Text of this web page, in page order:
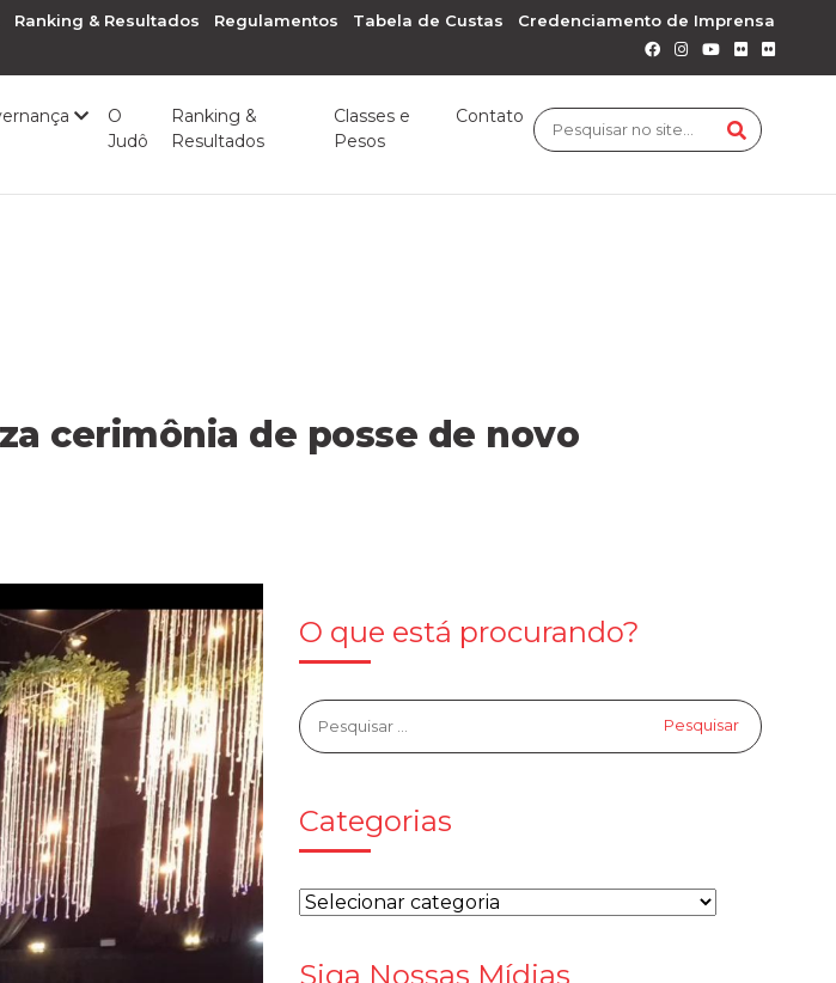
Ranking & Resultados Regulamentos Tabela de Custas Credenciamento de Imprensa
O
Judô
Ranking &
Resultados
Classes e
Pesos
Contato
cerimônia de posse de novo
O que está procurando?
Categorias
Siga Nossas Mídias